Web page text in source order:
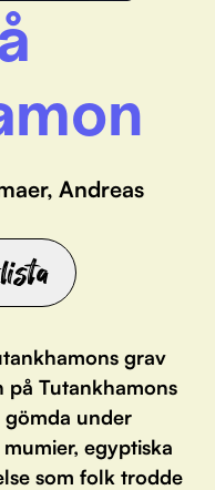
Andreas
grav
på Tutankhamons
gömda under
egyptiska
som folk trodde